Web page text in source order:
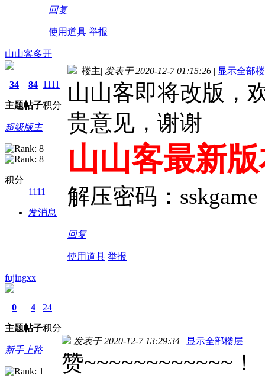
回复
使用道具 举报
山山客多开
34
主题
84
帖子
1111
积分
超级版主
积分
1111
发消息
楼主| 发表于 2020-12-7 01:15:26 | 显示全部
山山客即将改版，
贵意见，谢谢
山山客最新
解压密码：sskgame
回复
使用道具 举报
fujingxx
0
主题
4
帖子
24
积分
新手上路
发表于 2020-12-7 13:29:34 | 显示全部楼层
赞~~~~~~~~~~~~！